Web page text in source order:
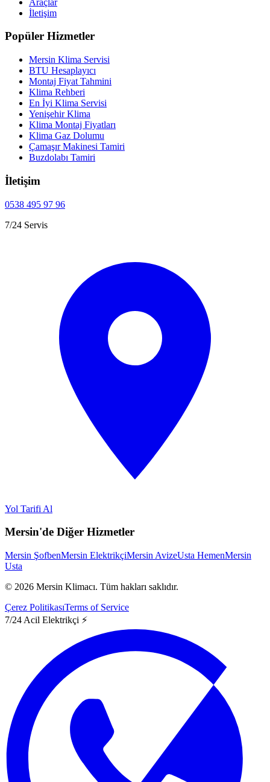
İletişim
Popüler Hizmetler
Mersin Klima Servisi
BTU Hesaplayıcı
Montaj Fiyat Tahmini
Klima Rehberi
En İyi Klima Servisi
Yenişehir Klima
Klima Montaj Fiyatları
Klima Gaz Dolumu
Çamaşır Makinesi Tamiri
Buzdolabı Tamiri
İletişim
0538 495 97 96
7/24 Servis
Yol Tarifi Al
Mersin'de Diğer Hizmetler
Mersin ŞofbenMersin ElektrikçiMersin AvizeUsta HemenMersin
Usta
© 2026 Mersin Klimacı. Tüm hakları saklıdır.
Çerez PolitikasıTerms of Service
7/24 Acil Elektrikçi ⚡